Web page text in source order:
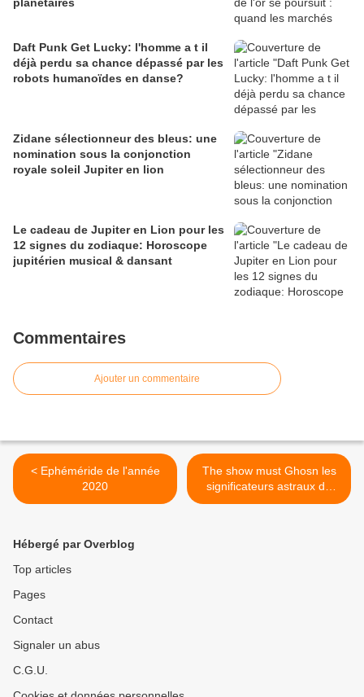
Daft Punk Get Lucky: l'homme a t il
déjà perdu sa chance dépassé par les
robots humanoïdes en danse?
Zidane sélectionneur des bleus: une
nomination sous la conjonction
royale soleil Jupiter en lion
Le cadeau de Jupiter en Lion pour les
12 signes du zodiaque: Horoscope
jupitérien musical & dansant
Commentaires
Ajouter un commentaire
< Ephéméride de l'année
2020
The show must Ghosn les
significateurs astraux de
l'incarcération et de la fuite
Hébergé par Overblog
Top articles
Pages
Contact
Signaler un abus
C.G.U.